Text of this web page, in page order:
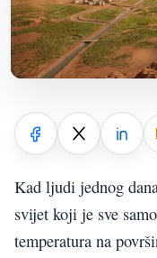
Kad ljudi jednog
svijet koji je sve
temperatura na